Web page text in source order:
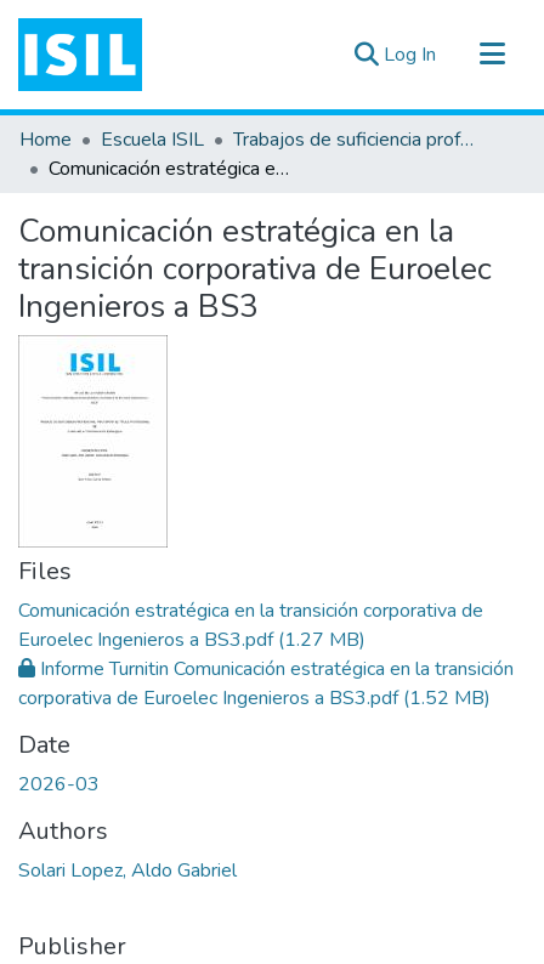
Log In (current)
All of DSpace
Statistics
Documentos ▾
Home Escuela ISIL
Trabajos de suficiencia profesional
Comunicación estratégica en la transición corporativa de Euroelec Ingenieros a BS3
Comunicación estratégica en la
transición corporativa de Euroelec
Ingenieros a BS3
Files
Comunicación estratégica en la transición corporativa de
Euroelec Ingenieros a BS3.pdf(1.27 MB)
Informe Turnitin Comunicación estratégica en la transición
corporativa de Euroelec Ingenieros a BS3.pdf(1.52 MB)
Date
2026-03
Authors
Solari Lopez, Aldo Gabriel
Publisher